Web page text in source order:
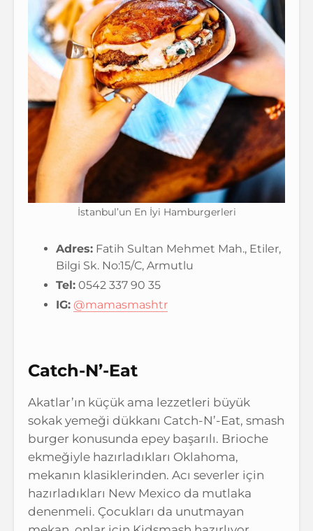
İstanbul’un En İyi Hamburgerleri
Adres: Fatih Sultan Mehmet Mah., Etiler,
Bilgi Sk. No:15/C, Armutlu
Tel: 0542 337 90 35
IG: @mamasmashtr
Catch-N’-Eat
Akatlar’ın küçük ama lezzetleri büyük
sokak yemeği dükkanı Catch-N’-Eat, smash
burger konusunda epey başarılı. Brioche
ekmeğiyle hazırladıkları Oklahoma,
mekanın klasiklerinden. Acı severler için
hazırladıkları New Mexico da mutlaka
denenmeli. Çocukları da unutmayan